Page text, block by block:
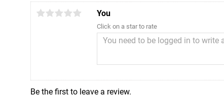
You
Click on a star to rate
Be the first to leave a review.